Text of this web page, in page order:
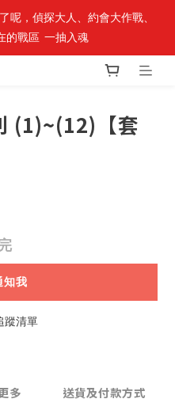
視角」 周邊商品
呢，偵探大人、約會大作戰、
的戰區  一抽入魂
(1)~(12)【套
知我
蹤清單
多 送貨及付款方式